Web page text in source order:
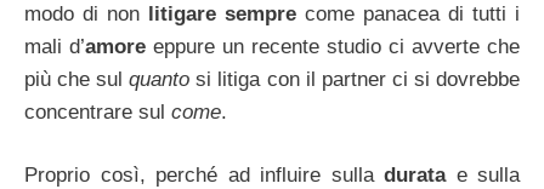
modo di non litigare sempre come panacea di tutti i
mali d’amore eppure un recente studio ci avverte che
più che sulquanto si litiga con il partner ci si dovrebbe
concentrare sul come.
Proprio così, perché ad influire sulla duratae sulla